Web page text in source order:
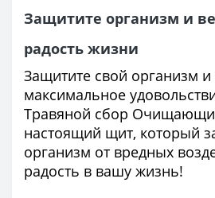
Защитите организм и
радость жизни
Защитите свой организм и
максимальное
Травяной сбор
настоящий щит, который
организм от вредных
радость в вашу жизнь!